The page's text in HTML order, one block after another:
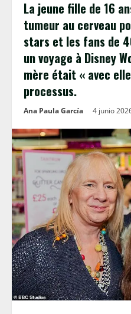
La jeune fille de 16
tumeur au cerveau
stars et les fans de
un voyage à Disney
mère était « avec
processus.
Ana Paula García 4 junio